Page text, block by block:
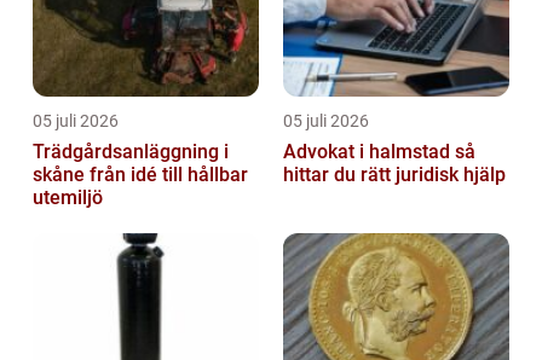
05 juli 2026
Trädgårdsanläggning i
skåne från idé till hållbar
utemiljö
05 juli 2026
Advokat i halmstad så
hittar du rätt juridisk hjälp